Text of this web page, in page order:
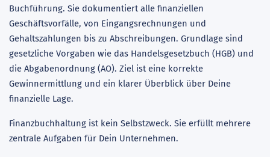
Buchführung. Sie dokumentiert alle finanziellen
Geschäftsvorfälle, von Eingangsrechnungen und
Gehaltszahlungen bis zu Abschreibungen. Grundlage sind
gesetzliche Vorgaben wie das Handelsgesetzbuch (HGB) und
die Abgabenordnung (AO). Ziel ist eine korrekte
Gewinnermittlung und ein klarer Überblick über Deine
finanzielle Lage.
Finanzbuchhaltung ist kein Selbstzweck. Sie erfüllt mehrere
zentrale Aufgaben für Dein Unternehmen.